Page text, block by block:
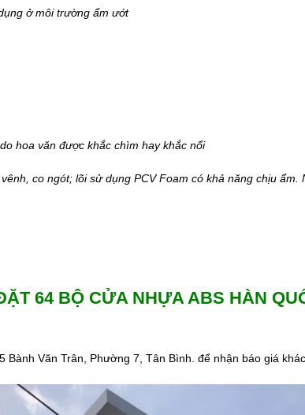
ở môi trường ẩm ướt
hoa văn được khắc chìm hay khắc nổi
co ngót; lõi sử dụng PCV Foam có khả năng chịu ẩm.
64 BỘ CỬA NHỰA ABS HÀN
Văn Trân, Phường 7, Tân Bình. để nhận báo giá